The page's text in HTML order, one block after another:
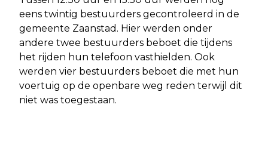
eens twintig bestuurders gecontroleerd in de
gemeente Zaanstad. Hier werden onder
andere twee bestuurders beboet die tijdens
het rijden hun telefoon vasthielden. Ook
werden vier bestuurders beboet die met hun
voertuig op de openbare weg reden terwijl dit
niet was toegestaan.